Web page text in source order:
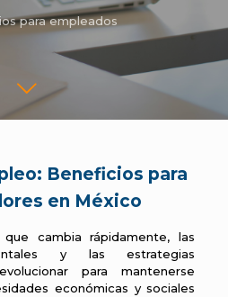
para empleados
Beneficios para
en México
cambia rápidamente, las
y las estrategias
para mantenerse
económicas y sociales